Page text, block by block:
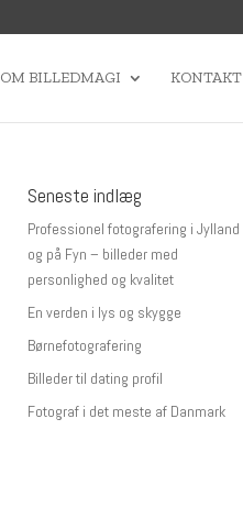
OM BILLEDMAGI KONTAKT
Seneste indlæg
Professionel fotografering i Jylland
og på Fyn – billeder med
personlighed og kvalitet
En verden i lys og skygge
Børnefotografering
Billeder til dating profil
Fotograf i det meste af Danmark